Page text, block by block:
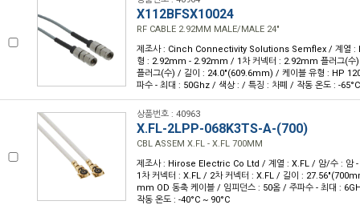
X112BFSX10024
RF CABLE 2.92MM MALE/MALE 24"
제조사 : Cinch Connectivity Solutions Semflex / 계열 :
형 : 2.92mm - 2.92mm / 1차 커넥터 : 2.92mm 플러그(
플러그(수) / 길이 : 24.0"(609.6mm) / 케이블 유형 : HP
파수 - 최대 : 50Ghz / 색상 : / 특징 : 차폐 / 작동 온도 : -
상품번호 : 40963
X.FL-2LPP-068K3TS-A-(700)
CBL ASSEM X.FL - X.FL 700MM
제조사 : Hirose Electric Co Ltd / 계열 : X.FL / 암/수 : 암 -
1차 커넥터 : X.FL / 2차 커넥터 : X.FL / 길이 :
mm OD 동축 케이블 / 임피던스 : 50옴 / 주파수 - 최대 :
작동 온도 : -40°C ~ 90°C